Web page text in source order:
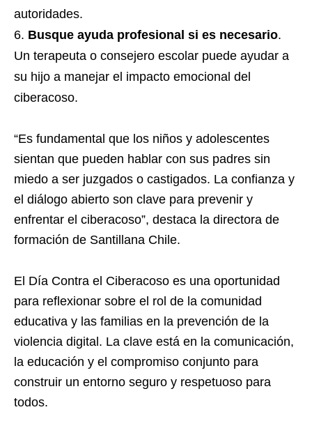
autoridades.
Busque ayuda profesional si es necesario.
Un terapeuta o consejero escolar puede ayudar a
su hijo a manejar el impacto emocional del
ciberacoso.
“Es fundamental que los niños y adolescentes
sientan que pueden hablar con sus padres sin
miedo a ser juzgados o castigados. La confianza y
el diálogo abierto son clave para prevenir y
enfrentar el ciberacoso”, destaca la directora de
formación de Santillana Chile.
El Día Contra el Ciberacoso es una oportunidad
para reflexionar sobre el rol de la comunidad
educativa y las familias en la prevención de la
violencia digital. La clave está en la comunicación,
la educación y el compromiso conjunto para
construir un entorno seguro y respetuoso para
todos.